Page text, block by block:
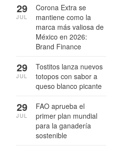
Corona Extra se
mantiene como la
marca más valiosa de
México en 2026:
Brand Finance
29
JUL
Tostitos lanza nuevos
totopos con sabor a
queso blanco picante
29
JUL
FAO aprueba el
primer plan mundial
para la ganadería
sostenible
29
JUL